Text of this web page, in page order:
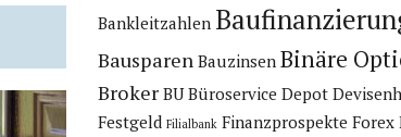
Bankleitzahlen
Bausparen Bauzinsen Binäre
Broker BU Büroservice Depot
Festgeld Filialbank Finanzprospekte Forex